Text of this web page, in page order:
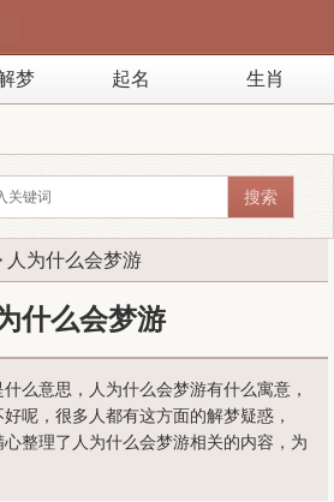
梦 起名 生肖
人为什么会梦游
什么会梦游
么意思，人为什么会梦游有什么寓意，
呢，很多人都有这方面的解梦疑惑，
整理了人为什么会梦游相关的内容，为